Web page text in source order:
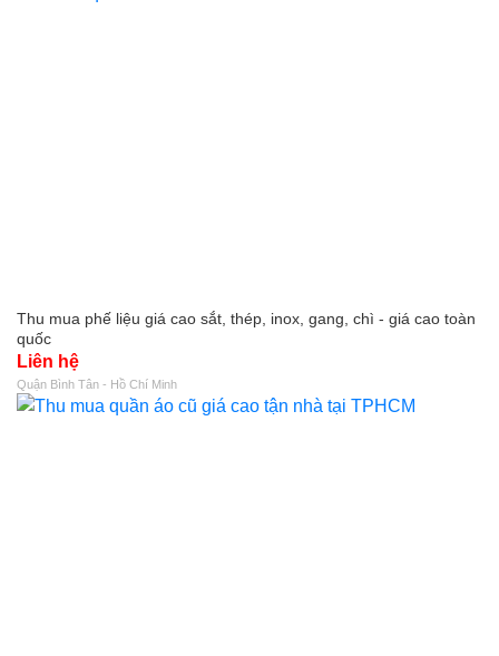
Thu mua phế liệu giá cao sắt, thép, inox, gang, chì - giá cao toàn
quốc
Liên hệ
Quận Bình Tân - Hồ Chí Minh